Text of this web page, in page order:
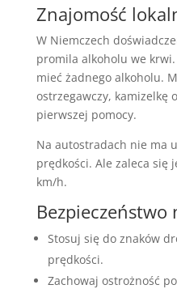
Znajomość
W Niemczech
promila alkoholu we
mieć żadnego alkoholu.
ostrzegawczy, kamizelkę
pierwszej pomocy.
Na autostradach nie ma
prędkości. Ale zaleca się
km/h.
Bezpieczeństwo
Stosuj się do znaków
prędkości.
Zachowaj ostrożność